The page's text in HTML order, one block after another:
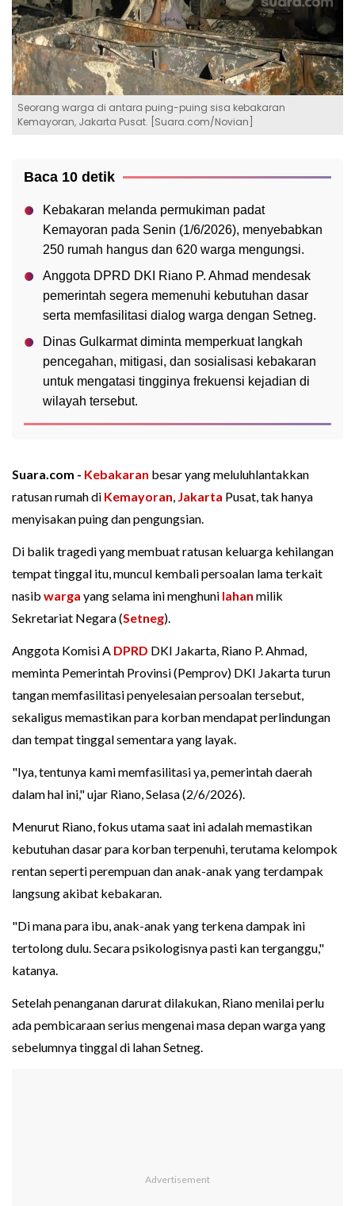
Seorang warga di antara puing-puing sisa kebakaran
Kemayoran, Jakarta Pusat. [Suara.com/Novian]
Baca 10 detik
Kebakaran melanda permukiman padat
Kemayoran pada Senin (1/6/2026), menyebabkan
250 rumah hangus dan 620 warga mengungsi.
Anggota DPRD DKI Riano P. Ahmad mendesak
pemerintah segera memenuhi kebutuhan dasar
serta memfasilitasi dialog warga dengan Setneg.
Dinas Gulkarmat diminta memperkuat langkah
pencegahan, mitigasi, dan sosialisasi kebakaran
untuk mengatasi tingginya frekuensi kejadian di
wilayah tersebut.
Suara.com - Kebakaran besar yang meluluhlantakkan
ratusan rumah di Kemayoran, Jakarta Pusat, tak hanya
menyisakan puing dan pengungsian.
Di balik tragedi yang membuat ratusan keluarga kehilangan
tempat tinggal itu, muncul kembali persoalan lama terkait
nasib warga yang selama ini menghuni lahan milik
Sekretariat Negara (Setneg).
Anggota Komisi A DPRD DKI Jakarta, Riano P. Ahmad,
meminta Pemerintah Provinsi (Pemprov) DKI Jakarta turun
tangan memfasilitasi penyelesaian persoalan tersebut,
sekaligus memastikan para korban mendapat perlindungan
dan tempat tinggal sementara yang layak.
"Iya, tentunya kami memfasilitasi ya, pemerintah daerah
dalam hal ini," ujar Riano, Selasa (2/6/2026).
Menurut Riano, fokus utama saat ini adalah memastikan
kebutuhan dasar para korban terpenuhi, terutama kelompok
rentan seperti perempuan dan anak-anak yang terdampak
langsung akibat kebakaran.
"Di mana para ibu, anak-anak yang terkena dampak ini
tertolong dulu. Secara psikologisnya pasti kan terganggu,"
katanya.
Setelah penanganan darurat dilakukan, Riano menilai perlu
ada pembicaraan serius mengenai masa depan warga yang
sebelumnya tinggal di lahan Setneg.